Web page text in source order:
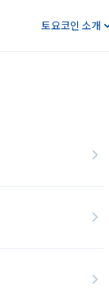
토요코인 소개